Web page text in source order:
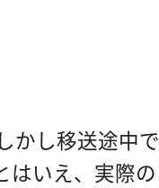
し移送途中
いえ、実際